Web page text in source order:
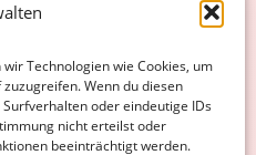
Technologien wie Cookies, um
Wenn du diesen
oder eindeutige IDs
nicht erteilst oder
beeinträchtigt werden.
(EU)